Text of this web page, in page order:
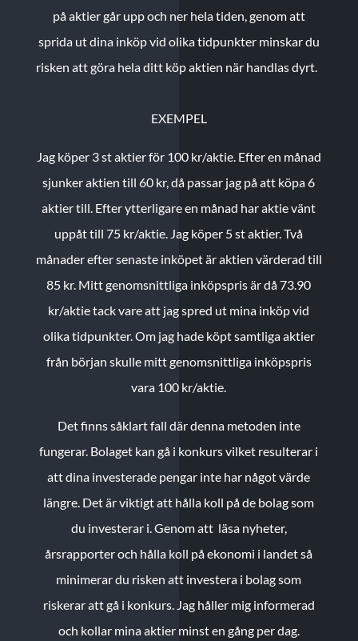
på aktier går upp och ner hela tiden, genom att
sprida ut dina inköp vid olika tidpunkter minskar du
risken att göra hela ditt köp aktien när handlas dyrt.
EXEMPEL
Jag köper 3 st aktier för 100 kr/aktie. Efter en månad
sjunker aktien till 60 kr, då passar jag på att köpa 6
aktier till. Efter ytterligare en månad har aktie vänt
uppåt till 75 kr/aktie. Jag köper 5 st aktier.Två
månader efter senaste inköpet är aktien värderad till
85 kr. Mitt genomsnittliga inköpspris är då 73.90
kr/aktie tack vare att jag spred ut mina inköp vid
olika tidpunkter. Om jag hade köpt samtliga aktier
från början skulle mitt genomsnittliga inköpspris
vara 100 kr/aktie.
Det finns såklart fall där denna metoden inte
fungerar. Bolaget kan gå i konkurs vilket resulterar i
att dina investerade pengar inte har något värde
längre. Det är viktigt att hålla koll på de bolag som
du investerar i. Genom att läsa nyheter,
årsrapporter och hålla koll på ekonomi i landet så
minimerar du risken att investera i bolag som
riskerar att gå i konkurs. Jag håller mig informerad
och kollar mina aktier minst en gång per dag.